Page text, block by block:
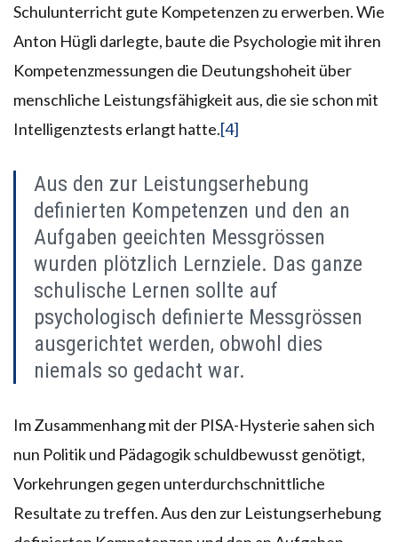
Schulunterricht gute Kompetenzen zu erwerben. Wie
Anton Hügli darlegte, baute die Psychologie mit ihren
Kompetenzmessungen die Deutungshoheit über
menschliche Leistungsfähigkeit aus, die sie schon mit
Intelligenztests erlangt hatte.[4]
Aus den zur Leistungserhebung
definierten Kompetenzen und den an
Aufgaben geeichten Messgrössen
wurden plötzlich Lernziele. Das ganze
schulische Lernen sollte auf
psychologisch definierte Messgrössen
ausgerichtet werden, obwohl dies
niemals so gedacht war.
Im Zusammenhang mit der PISA-Hysterie sahen sich
nun Politik und Pädagogik schuldbewusst genötigt,
Vorkehrungen gegen unterdurchschnittliche
Resultate zu treffen. Aus den zur Leistungserhebung